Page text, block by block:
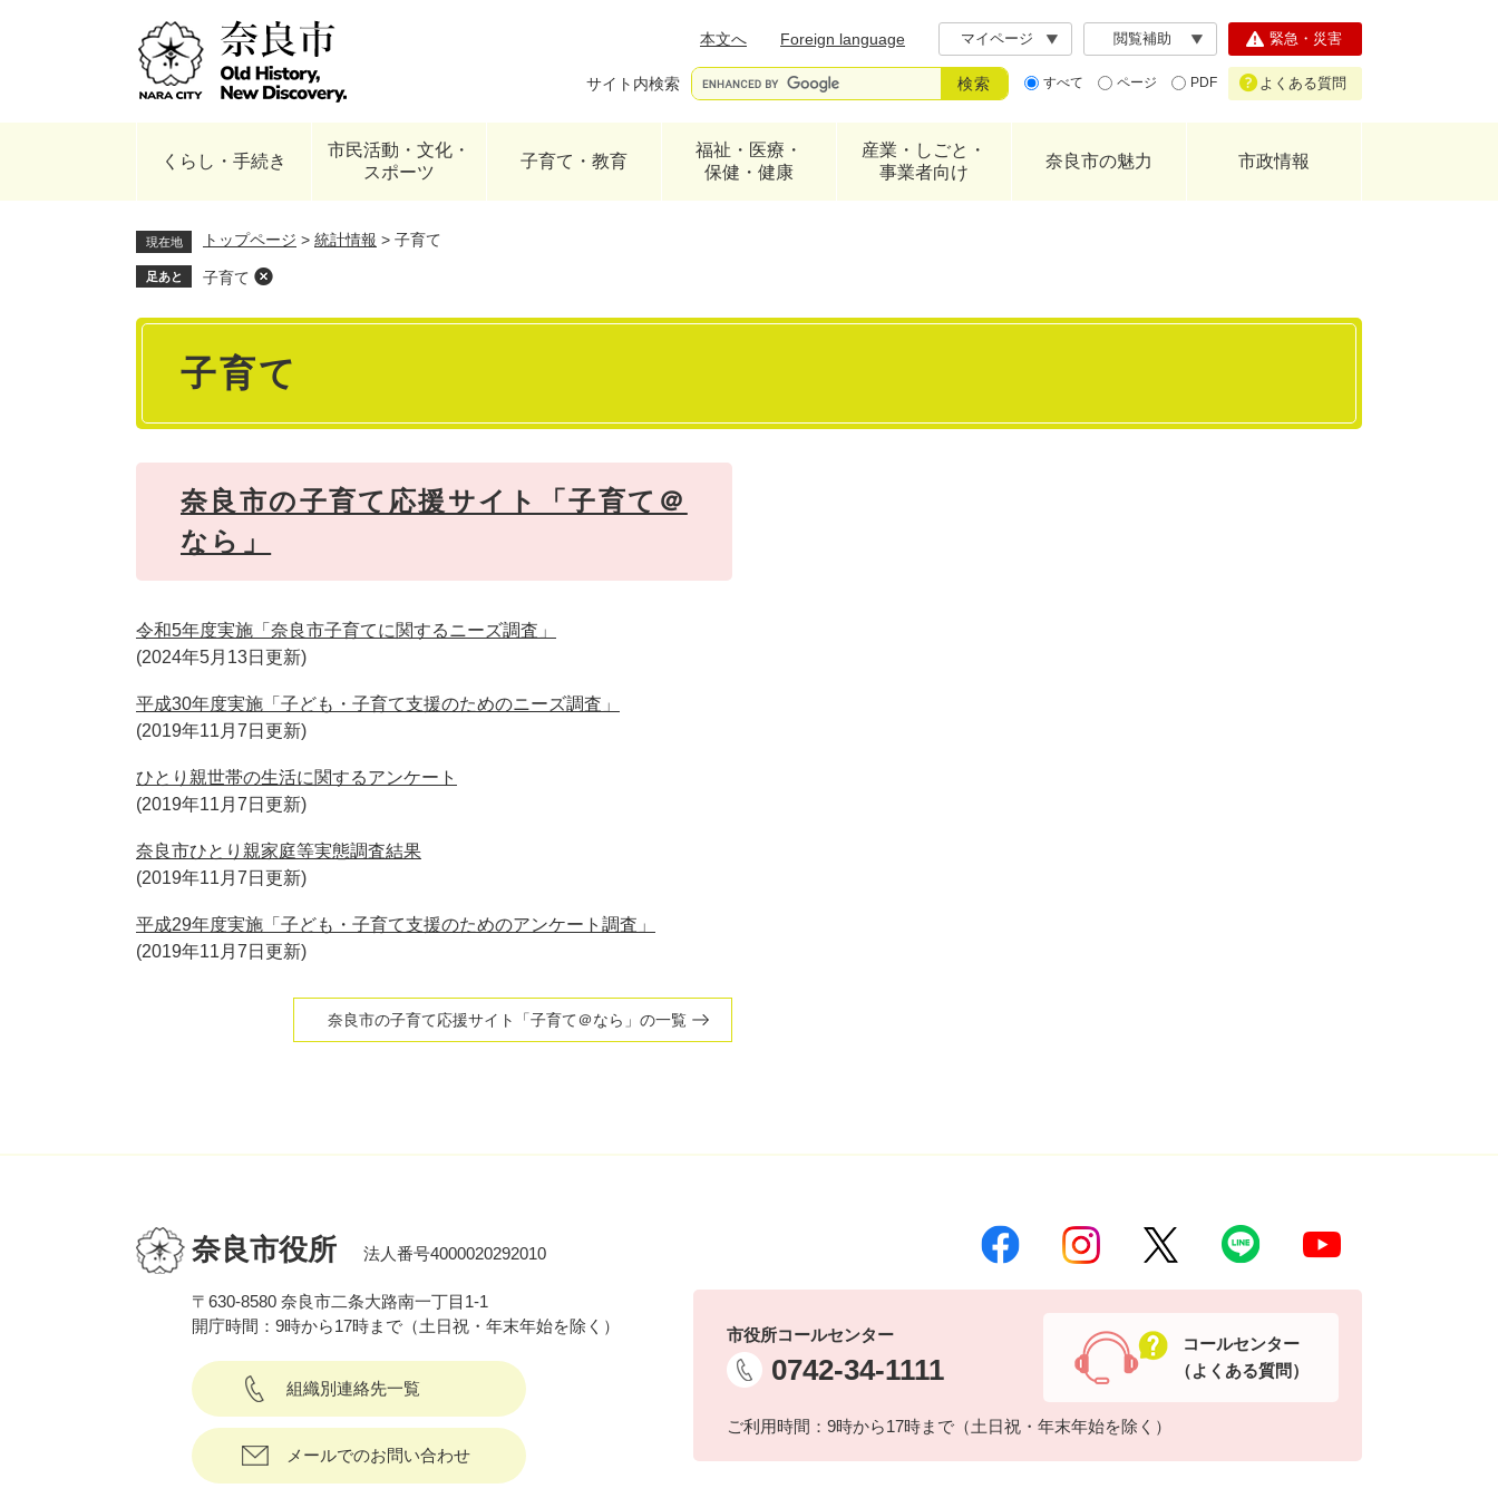
本文へ
Foreign language マイページ 閲覧補助
サイト内検索 すべて ページ PDF
緊急・災害
よくある質問
くらし・手続き
市民活動・文化・
スポーツ
子育て・教育
福祉・医療・
保健・健康
産業・しごと・
事業者向け
奈良市の魅力 市政情報
現在地 トップページ > 統計情報 > 子育て
足あと 子育て
本
子育て
奈良市の子育て応援サイト「子育て＠
なら」
令和5年度実施「奈良市子育てに関するニーズ調査」
2024年5月13日更新
平成30年度実施「子ども・子育て支援のためのニーズ調査」
2019年11月7日更新
ひとり親世帯の生活に関するアンケート
2019年11月7日更新
奈良市ひとり親家庭等実態調査結果
2019年11月7日更新
平成29年度実施「子ども・子育て支援のためのアンケート調査」
2019年11月7日更新
奈良市の子育て応援サイト「子育て＠なら」の一覧
奈良市役所 法人番号4000020292010
〒630-8580 奈良市二条大路南一丁目1-1
開庁時間：9時から17時まで（土日祝・年末年始を除く）
組織別連絡先一覧
メールでのお問い合わせ
市役所コールセンター
0742-34-1111
ご利用時間：9時から17時まで（土日祝・年末年始を除く）
コールセンター
（よくある質問）